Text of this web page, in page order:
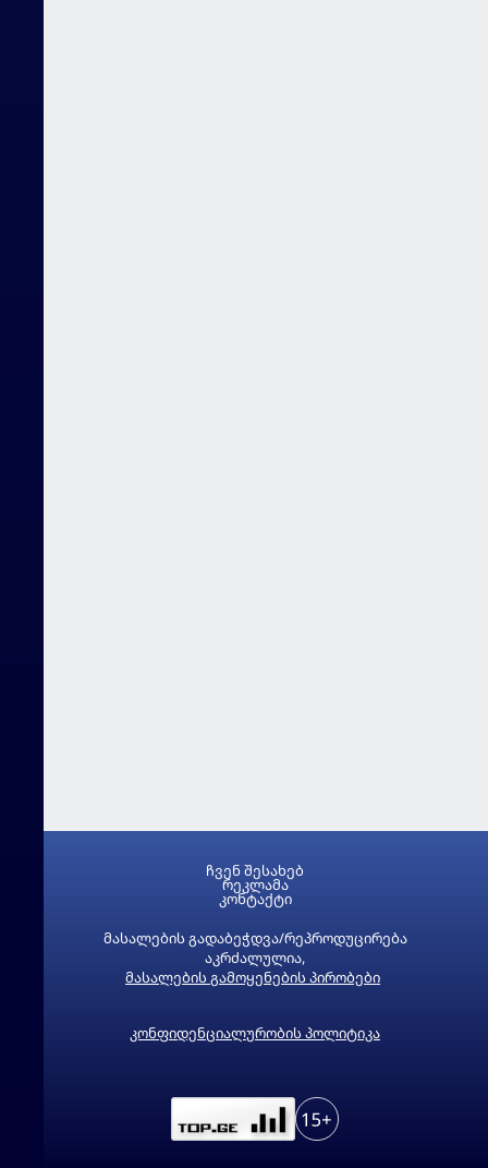
მასალების გადაბეჭდვა/რეპროდუცირება
აკრძალულია,
მასალების გამოყენების პირობები
კონფიდენციალურობის პოლიტიკა
ჩვენ შესახებ
რეკლამა
კონტაქტი